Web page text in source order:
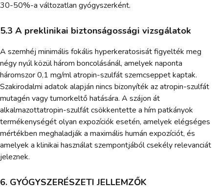
30-50%-a változatlan gyógyszerként.
5.3 A preklinikai biztonságossági vizsgálatok
A szemhéj minimális fokális hyperkeratosisát figyelték meg
négy nyúl közül három boncolásánál, amelyek naponta
háromszor 0,1 mg/ml atropin-szulfát szemcseppet kaptak.
Szakirodalmi adatok alapján nincs bizonyíték az atropin-szulfát
mutagén vagy tumorkeltő hatására. A szájon át
alkalmazottatropin-szulfát csökkentette a hím patkányok
termékenységét olyan expozíciók esetén, amelyek elégséges
mértékben meghaladják a maximális humán expozíciót, és
amelyek a klinikai használat szempontjából csekély relevanciát
jeleznek.
6. GYÓGYSZERÉSZETI JELLEMZŐK